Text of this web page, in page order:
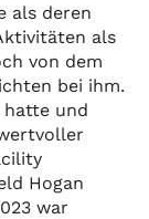
als deren
als
von dem
bei ihm.
hatte und
Hogan
war